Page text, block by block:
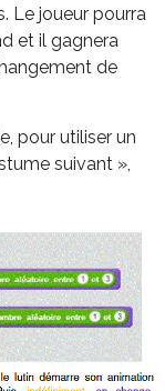
Le joueur pourra
et il gagnera
de
pour utiliser un
suivant »,